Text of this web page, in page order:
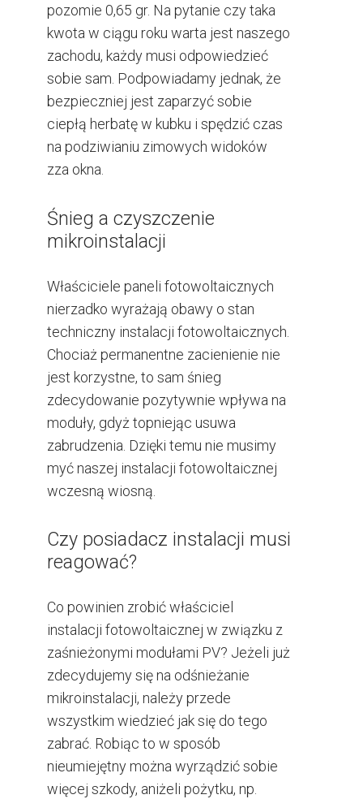
pozomie 0,65 gr. Na pytanie czy taka
kwota w ciągu roku warta jest naszego
zachodu, każdy musi odpowiedzieć
sobie sam. Podpowiadamy jednak, że
bezpieczniej jest zaparzyć sobie
ciepłą herbatę w kubku i spędzić czas
na podziwianiu zimowych widoków
zza okna.
Śnieg a czyszczenie
mikroinstalacji
Właściciele paneli fotowoltaicznych
nierzadko wyrażają obawy o stan
techniczny instalacji fotowoltaicznych.
Chociaż permanentne zacienienie nie
jest korzystne, to sam śnieg
zdecydowanie pozytywnie wpływa na
moduły, gdyż topniejąc usuwa
zabrudzenia. Dzięki temu nie musimy
myć naszej instalacji fotowoltaicznej
wczesną wiosną.
Czy posiadacz instalacji musi
reagować?
Co powinien zrobić właściciel
instalacji fotowoltaicznej w związku z
zaśnieżonymi modułami PV? Jeżeli już
zdecydujemy się na odśnieżanie
mikroinstalacji, należy przede
wszystkim wiedzieć jak się do tego
zabrać. Robiąc to w sposób
nieumiejętny można wyrządzić sobie
więcej szkody, aniżeli pożytku, np.